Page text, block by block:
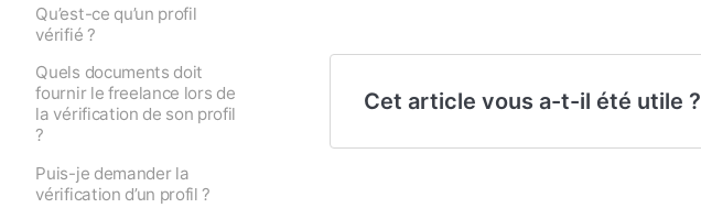
Qu’est-ce qu’un profil
vérifié ?
Quels documents doit
fournir le freelance lors de
la vérification de son profil
?
Puis-je demander la
vérification d’un profil ?
Cet article vous a-t-il été utile ?